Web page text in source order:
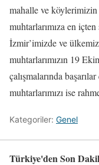
mahalle ve
muhtarlarımıza en
İzmir’imizde ve
muhtarlarımızın 19
çalışmalarında
muhtarlarımızı ise
Kategoriler: Genel
Türkiye'den Son